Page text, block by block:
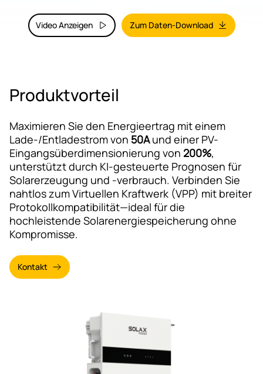
Video Anzeigen Zum Daten-Download
Produktvorteil
Maximieren Sie den Energieertrag mit einem
Lade-/Entladestrom von 50Aund einer PV-
Eingangsüberdimensionierung von 200%,
unterstützt durch KI-gesteuerte Prognosen für
Solarerzeugung und -verbrauch. Verbinden Sie
nahtlos zum Virtuellen Kraftwerk (VPP) mit breiter
Protokollkompatibilität—ideal für die
hochleistende Solarenergiespeicherung ohne
Kompromisse.
Kontakt